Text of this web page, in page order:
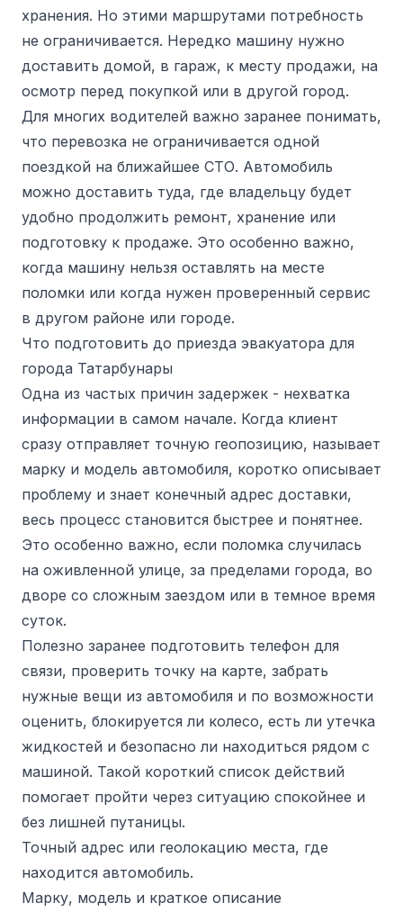
хранения. Но этими маршрутами потребность
не ограничивается. Нередко машину нужно
доставить домой, в гараж, к месту продажи, на
осмотр перед покупкой или в другой город.
Для многих водителей важно заранее понимать,
что перевозка не ограничивается одной
поездкой на ближайшее СТО. Автомобиль
можно доставить туда, где владельцу будет
удобно продолжить ремонт, хранение или
подготовку к продаже. Это особенно важно,
когда машину нельзя оставлять на месте
поломки или когда нужен проверенный сервис
в другом районе или городе.
Что подготовить до приезда эвакуатора для
города Татарбунары
Одна из частых причин задержек - нехватка
информации в самом начале. Когда клиент
сразу отправляет точную геопозицию, называет
марку и модель автомобиля, коротко описывает
проблему и знает конечный адрес доставки,
весь процесс становится быстрее и понятнее.
Это особенно важно, если поломка случилась
на оживленной улице, за пределами города, во
дворе со сложным заездом или в темное время
суток.
Полезно заранее подготовить телефон для
связи, проверить точку на карте, забрать
нужные вещи из автомобиля и по возможности
оценить, блокируется ли колесо, есть ли утечка
жидкостей и безопасно ли находиться рядом с
машиной. Такой короткий список действий
помогает пройти через ситуацию спокойнее и
без лишней путаницы.
Точный адрес или геолокацию места, где
находится автомобиль.
Марку, модель и краткое описание